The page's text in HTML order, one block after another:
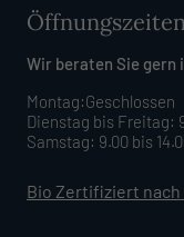
Wir beraten Sie gern
Montag:Geschlossen
Dienstag bis Freitag:
Samstag: 9.00 bis
Bio Zertifiziert nach